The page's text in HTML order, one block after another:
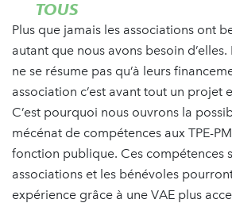
TOUS
Plus que jamais les associations ont
autant que nous avons besoin
ne se résume pas qu’à leurs
association c’est avant tout un projet
C’est pourquoi nous ouvrons la
mécénat de compétences aux TPE-
fonction publique. Ces compétences
associations et les bénévoles
expérience grâce à une VAE plus